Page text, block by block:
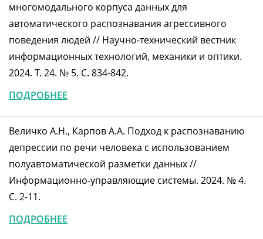
многомодального корпуса данных для
автоматического распознавания агрессивного
поведения людей // Научно-технический вестник
информационных технологий, механики и оптики.
2024. Т. 24. № 5. С. 834-842.
ПОДРОБНЕЕ
Величко А.Н., Карпов А.А. Подход к распознаванию
депрессии по речи человека с использованием
полуавтоматической разметки данных //
Информационно-управляющие системы. 2024. № 4.
С. 2-11.
ПОДРОБНЕЕ